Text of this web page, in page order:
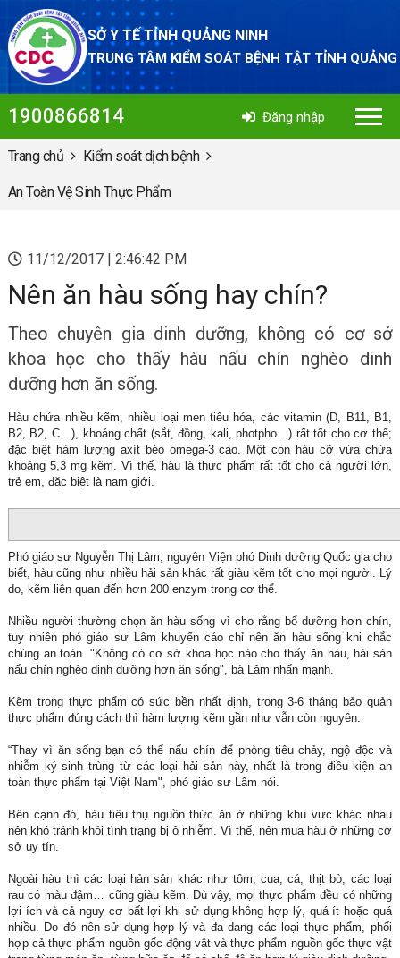
SỞ Y TẾ TỈNH QUẢNG NINH
TRUNG TÂM KIỂM SOÁT BỆNH TẬT TỈNH
Đăng nhập
1900866814
Trang chủ Kiểm soát dịch bệnh
An Toàn Vệ Sinh Thực Phẩm
11/12/2017 | 2:46:42 PM
Nên ăn hàu sống hay chín?
Theo chuyên gia dinh dưỡng, không có cơ sở
khoa học cho thấy hàu nấu chín nghèo dinh
dưỡng hơn ăn sống.
Hàu chứa nhiều kẽm, nhiều loại men tiêu hóa, các vitamin (D, B11, B1,
B2, B2, C…), khoáng chất (sắt, đồng, kali, photpho…) rất tốt cho cơ thể;
đặc biệt hàm lượng axít béo omega-3 cao. Một con hàu cỡ vừa chứa
khoảng 5,3 mg kẽm. Vì thế, hàu là thực phẩm rất tốt cho cả người lớn,
trẻ em, đặc biệt là nam giới.
Phó giáo sư Nguyễn Thị Lâm, nguyên Viện phó Dinh dưỡng Quốc gia cho
biết, hàu cũng như nhiều hải sản khác rất giàu kẽm tốt cho mọi người. Lý
do, kẽm liên quan đến hơn 200 enzym trong cơ thể.
Nhiều người thường chọn ăn hàu sống vì cho rằng bổ dưỡng hơn chín,
tuy nhiên phó giáo sư Lâm khuyến cáo chỉ nên ăn hàu sống khi chắc
chúng an toàn. "Không có cơ sở khoa học nào cho thấy ăn hàu, hải sản
nấu chín nghèo dinh dưỡng hơn ăn sống", bà Lâm nhấn mạnh.
Kẽm trong thực phẩm có sức bền nhất định, trong 3-6 tháng bảo quản
thực phẩm đúng cách thì hàm lượng kẽm gần như vẫn còn nguyên.
“Thay vì ăn sống bạn có thể nấu chín để phòng tiêu chảy, ngộ độc và
nhiễm ký sinh trùng từ các loại hải sản này, nhất là trong điều kiện an
toàn thực phẩm tại Việt Nam", phó giáo sư Lâm nói.
Bên cạnh đó, hàu tiêu thụ nguồn thức ăn ở những khu vực khác nhau
nên khó tránh khỏi tình trạng bị ô nhiễm. Vì thế, nên mua hàu ở những cơ
sở uy tín.
Ngoài hàu thì các loại hản sản khác như tôm, cua, cá, thịt bò, các loại
rau có màu đậm… cũng giàu kẽm. Dù vậy, mọi thực phẩm đều có những
lợi ích và cả nguy cơ bất lợi khi sử dụng không hợp lý, quá ít hoặc quá
nhiều. Do đó nên sử dụng hợp lý và đa dạng các loại thực phẩm, phối
hợp cả thực phẩm nguồn gốc động vật và thực phẩm nguồn gốc thực vật